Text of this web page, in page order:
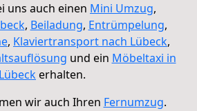
uns auch einen Mini Umzug,
, Beiladung, Entrümpelung,
, Klaviertransport nach Lübeck,
und ein Möbeltaxi in
Lübeckerhalten.
wir auch Ihren Fernumzug.